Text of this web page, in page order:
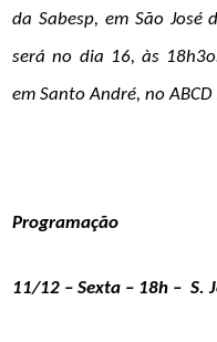
da Sabesp, em São José
será no dia 16, às
em Santo André, no
Programação
11/12 – Sexta – 18h – S.